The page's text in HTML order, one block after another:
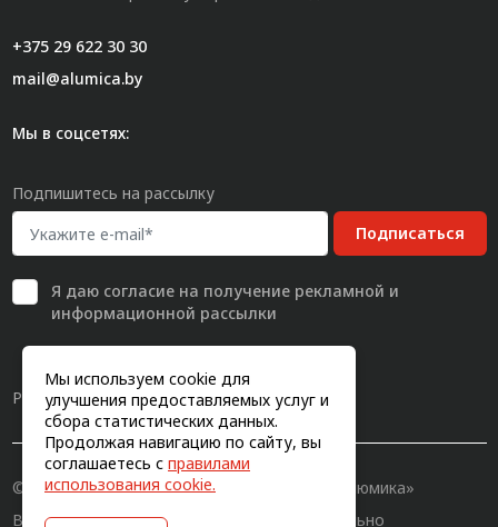
Мы используем cookie для
улучшения предоставляемых услуг и
сбора статистических данных.
Продолжая навигацию по сайту, вы
соглашаетесь с правилами
использования cookie.
+375 29 622 30 30
mail@alumica.by
Мы в соцсетях:
Подпишитесь на рассылку
Подписаться
Я даю согласиена получение рекламной и
информационной рассылки
Разработка сайта
© 2011-2026, Конструкционный профиль «Алюмика»
Вся информация на сайте имеет исключительно